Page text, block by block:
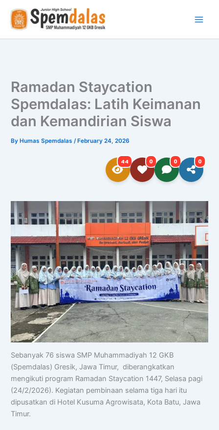
content
Ramadan Staycation
Spemdalas: Latih Keimanan
dan Kemandirian Siswa
By Humas Spemdalas/ February 24, 2026
44 0 0 0
Sebanyak 76 siswa SMP Muhammadiyah 12 GKB
(Spemdalas) Gresik, Jawa Timur, diberangkatkan
mengikuti program Ramadan Staycation 1447, Selasa pagi
(24/2/2026). Kegiatan pembinaan selama tiga hari itu
dipusatkan di Hotel Kusuma Agrowisata, Kota Batu, Jawa
Timur.